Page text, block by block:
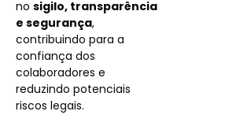
no sigilo, transparência
e segurança,
contribuindo para a
confiança dos
colaboradores e
reduzindo potenciais
riscos legais.